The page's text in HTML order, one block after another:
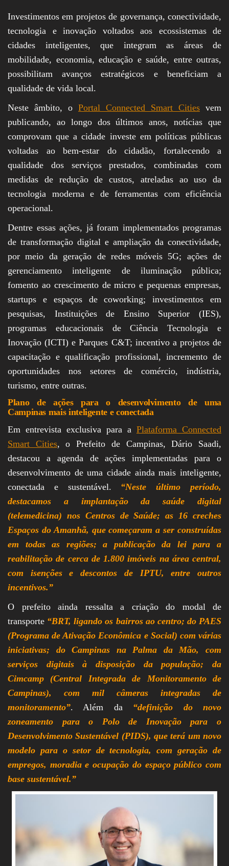
Investimentos em projetos de governança, conectividade,
tecnologia e inovação voltados aos ecossistemas de
cidades inteligentes, que integram as áreas de
mobilidade, economia, educação e saúde, entre outras,
possibilitam avanços estratégicos e beneficiam a
qualidade de vida local.
Neste âmbito, o Portal Connected Smart Cities vem
publicando, ao longo dos últimos anos, notícias que
comprovam que a cidade investe em políticas públicas
voltadas ao bem-estar do cidadão, fortalecendo a
qualidade dos serviços prestados, combinadas com
medidas de redução de custos, atreladas ao uso da
tecnologia moderna e de ferramentas com eficiência
operacional.
Dentre essas ações, já foram implementados programas
de transformação digital e ampliação da conectividade,
por meio da geração de redes móveis 5G; ações de
gerenciamento inteligente de iluminação pública;
fomento ao crescimento de micro e pequenas empresas,
startups e espaços de coworking; investimentos em
pesquisas, Instituições de Ensino Superior (IES),
programas educacionais de Ciência Tecnologia e
Inovação (ICTI) e Parques C&T; incentivo a projetos de
capacitação e qualificação profissional, incremento de
oportunidades nos setores de comércio, indústria,
turismo, entre outras.
Plano de ações para o desenvolvimento de uma
Campinas mais inteligente e conectada
Em entrevista exclusiva para a Plataforma Connected
Smart Cities, o Prefeito de Campinas, Dário Saadi,
destacou a agenda de ações implementadas para o
desenvolvimento de uma cidade ainda mais inteligente,
conectada e sustentável. “Neste último período,
destacamos a implantação da saúde digital
(telemedicina) nos Centros de Saúde; as 16 creches
Espaços do Amanhã, que começaram a ser construídas
em todas as regiões; a publicação da lei para a
reabilitação de cerca de 1.800 imóveis na área central,
com isenções e descontos de IPTU, entre outros
incentivos.”
O prefeito ainda ressalta a criação do modal de
transporte “BRT, ligando os bairros ao centro; do PAES
(Programa de Ativação Econômica e Social) com várias
iniciativas; do Campinas na Palma da Mão, com
serviços digitais à disposição da população; da
Cimcamp (Central Integrada de Monitoramento de
Campinas), com mil câmeras integradas de
monitoramento”. Além da “definição do novo
zoneamento para o Polo de Inovação para o
Desenvolvimento Sustentável (PIDS), que terá um novo
modelo para o setor de tecnologia, com geração de
empregos, moradia e ocupação do espaço público com
base sustentável.”